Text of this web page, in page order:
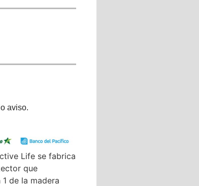
aviso.
Life se fabrica
que
de la madera